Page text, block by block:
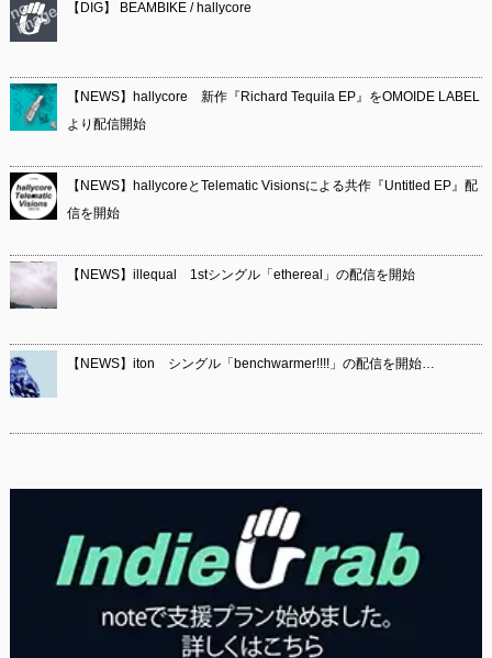
【DIG】 BEAMBIKE / hallycore
【NEWS】hallycore 新作『Richard Tequila EP』をOMOIDE LABEL
より配信開始
【NEWS】hallycoreとTelematic Visionsによる共作『Untitled EP』配
信を開始
【NEWS】illequal 1stシングル「ethereal」の配信を開始
【NEWS】iton シングル「benchwarmer!!!!」の配信を開始…